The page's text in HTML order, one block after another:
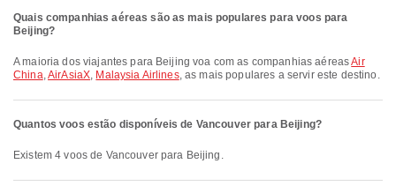
Quais companhias aéreas são as mais populares para voos para
Beijing?
A maioria dos viajantes para Beijing voa com as companhias aéreasAir
China,AirAsiaX, Malaysia Airlines, as mais populares a servir este destino.
Quantos voos estão disponíveis de Vancouver para Beijing?
Existem 4 voos de Vancouver para Beijing.